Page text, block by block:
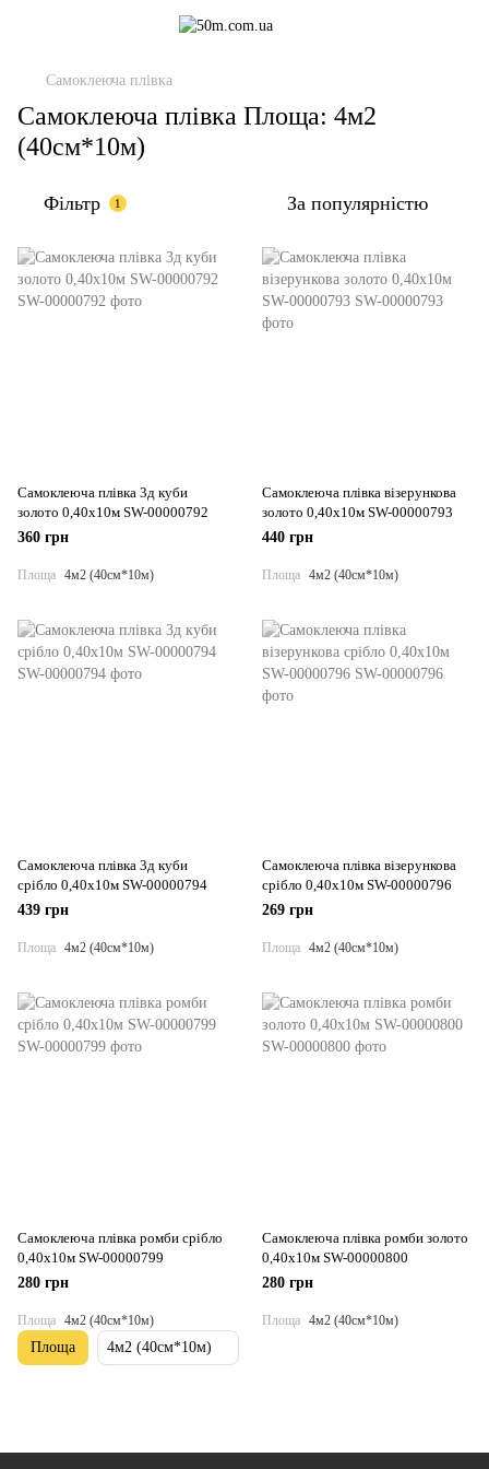
Самоклеюча плівка
Самоклеюча плівка Площа: 4м2
(40см*10м)
Фільтр 1 За популярністю
Самоклеюча плівка 3д куби
золото 0,40х10м SW-00000792
360 грн
Площа 4м2 (40см*10м)
Самоклеюча плівка візерункова
золото 0,40х10м SW-00000793
440 грн
Площа 4м2 (40см*10м)
Самоклеюча плівка 3д куби
срібло 0,40х10м SW-00000794
439 грн
Площа 4м2 (40см*10м)
Самоклеюча плівка візерункова
срібло 0,40х10м SW-00000796
269 грн
Площа 4м2 (40см*10м)
Самоклеюча плівка ромби срібло
0,40х10м SW-00000799
280 грн
Площа 4м2 (40см*10м)
Самоклеюча плівка ромби золото
0,40х10м SW-00000800
280 грн
Площа 4м2 (40см*10м)
Площа 4м2 (40см*10м)